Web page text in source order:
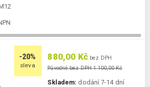
-20%
sleva
880,00 Kč bez DPH
Původně bez DPH 1 100,00 Kč
Skladem: dodání 7-14 dní